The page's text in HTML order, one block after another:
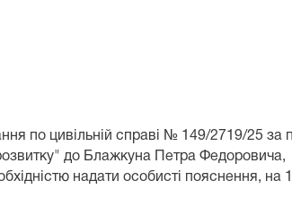
по цивільній справі № 149/2719/25 за
до Блажкуна Петра Федоровича,
надати особисті пояснення, на